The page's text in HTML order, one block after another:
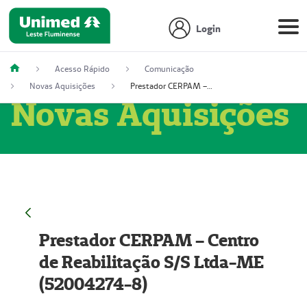
Login
Acesso Rápido
Comunicação
Novas Aquisições
Prestador CERPAM – Centro de Reabilitação S/S Ltda-ME (52004274-8)
Novas Aquisições
Prestador CERPAM – Centro
de Reabilitação S/S Ltda-ME
(52004274-8)